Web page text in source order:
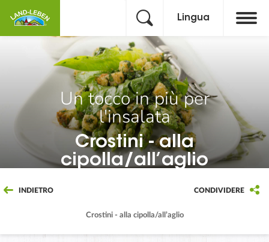
Lingua
Un tocco in più per
l'insalata
Crostini - alla
cipolla/all’aglio
INDIETRO
Crostini - alla cipolla/all’aglio
CONDIVIDERE